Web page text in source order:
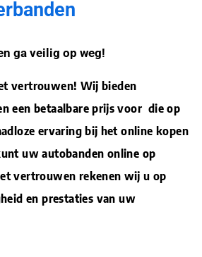
ga veilig op weg!
vertrouwen! Wij bieden
een betaalbare prijs voor die op
ervaring bij het online kopen
uw autobanden online op
vertrouwen rekenen wij u op
en prestaties van uw